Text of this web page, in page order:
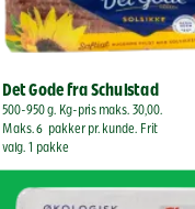
Det Gode fra Schulstad
500-950 g. Kg-pris maks. 30,00.
Maks. 6  pakker pr. kunde. Frit
valg. 1 pakke